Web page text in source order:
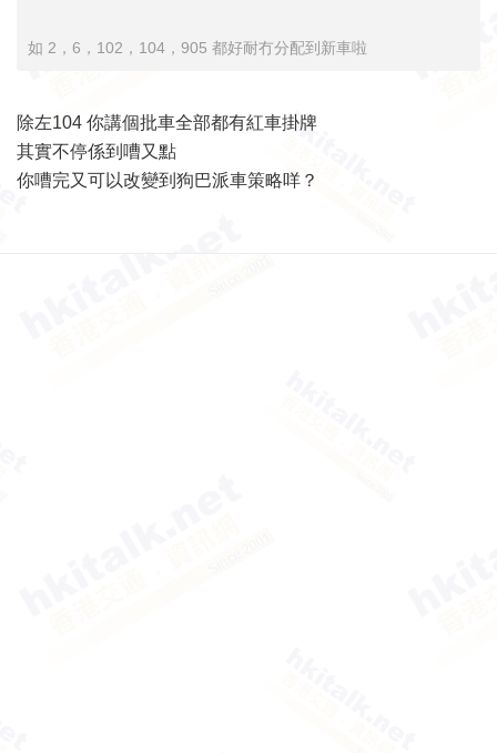
如 2，6，102，104，905 都好耐冇分配到新車啦
除左104 你講個批車全部都有紅車掛牌
其實不停係到嘈又點
你嘈完又可以改變到狗巴派車策略咩？